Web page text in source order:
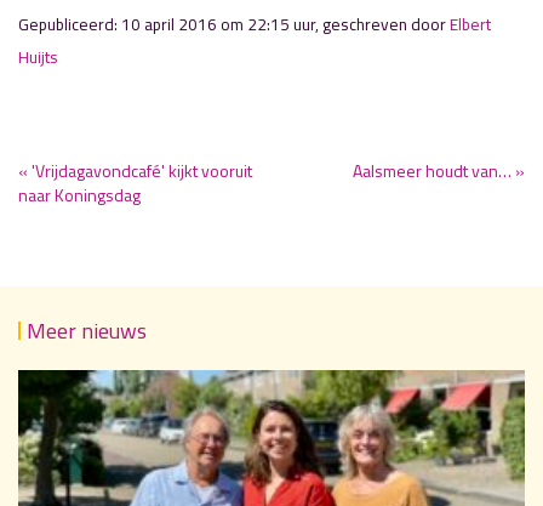
Gepubliceerd: 10 april 2016 om 22:15 uur, geschreven doorElbert
Huijts
« 'Vrijdagavondcafé' kijkt vooruit
naar Koningsdag
Aalsmeer houdt van… »
Meer nieuws